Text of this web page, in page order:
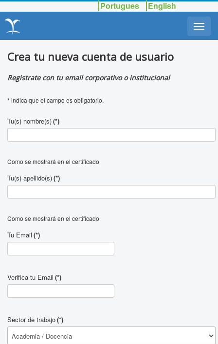
Portugues English
Crea tu nueva cuenta de usuario
Registrate con tu email corporativo o institucional
* indica que el campo es obligatorio.
Tu(s) nombre(s)(*)
Como se mostrará en el certificado
Tu(s) apellido(s)(*)
Como se mostrará en el certificado
Tu Email (*)
Verifica tu Email (*)
Sector de trabajo(*)